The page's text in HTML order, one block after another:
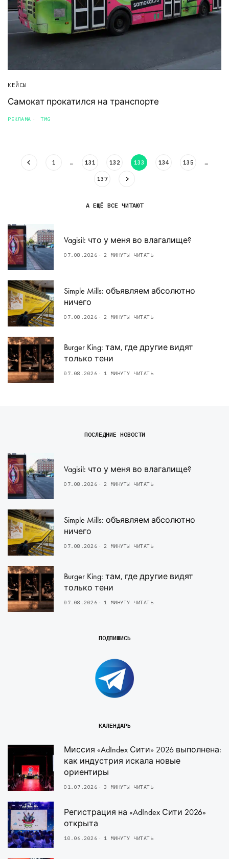
КЕЙСЫ
Самокат прокатился на транспорте
РЕКЛАМА TMG
1 … 131 132 133 134 135 …
137
А ЕЩЁ ВСЕ ЧИТАЮТ
Vagisil: что у меня во влагалище?
07.08.2026 2 МИНУТЫ ЧИТАТЬ
Simple Mills: объявляем абсолютно
ничего
07.08.2026 2 МИНУТЫ ЧИТАТЬ
Burger King: там, где другие видят
только тени
07.08.2026 1 МИНУТУ ЧИТАТЬ
ПОСЛЕДНИЕ НОВОСТИ
Vagisil: что у меня во влагалище?
07.08.2026 2 МИНУТЫ ЧИТАТЬ
Simple Mills: объявляем абсолютно
ничего
07.08.2026 2 МИНУТЫ ЧИТАТЬ
Burger King: там, где другие видят
только тени
07.08.2026 1 МИНУТУ ЧИТАТЬ
ПОДПИШИСЬ
КАЛЕНДАРЬ
Миссия «AdIndex Сити» 2026 выполнена:
как индустрия искала новые
ориентиры
01.07.2026 3 МИНУТЫ ЧИТАТЬ
Регистрация на «AdIndex Сити 2026»
открыта
10.06.2026 1 МИНУТУ ЧИТАТЬ